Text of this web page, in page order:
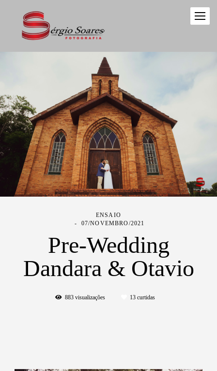
ENSAIO
07/NOVEMBRO/2021
Pre-Wedding
Dandara & Otavio
883visualizações 13curtidas